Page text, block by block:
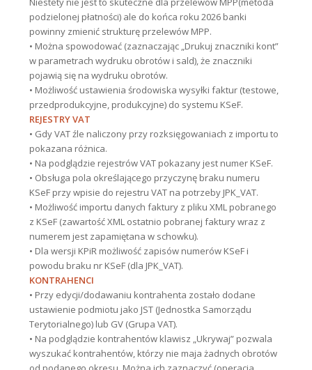
podzielonej płatności) ale do końca roku 2026 banki
powinny zmienić strukturę przelewów MPP.
• Można spowodować (zaznaczając „Drukuj znaczniki kont”
w parametrach wydruku obrotów i sald), że znaczniki
pojawią się na wydruku obrotów.
• Możliwość ustawienia środowiska wysyłki faktur (testowe,
przedprodukcyjne, produkcyjne) do systemu KSeF.
REJESTRY VAT
• Gdy VAT źle naliczony przy rozksięgowaniach z importu to
pokazana różnica.
• Na podglądzie rejestrów VAT pokazany jest numer KSeF.
• Obsługa pola określającego przyczynę braku numeru
KSeF przy wpisie do rejestru VAT na potrzeby JPK_VAT.
• Możliwość importu danych faktury z pliku XML pobranego
z KSeF (zawartość XML ostatnio pobranej faktury wraz z
numerem jest zapamiętana w schowku).
• Dla wersji KPiR możliwość zapisów numerów KSeF i
powodu braku nr KSeF (dla JPK_VAT).
KONTRAHENCI
• Przy edycji/dodawaniu kontrahenta zostało dodane
ustawienie podmiotu jako JST (Jednostka Samorządu
Terytorialnego) lub GV (Grupa VAT).
• Na podglądzie kontrahentów klawisz „Ukrywaj” pozwala
wyszukać kontrahentów, którzy nie maja żadnych obrotów